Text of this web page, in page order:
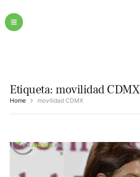
Etiqueta: movilidad CDMX
Home movilidad CDMX